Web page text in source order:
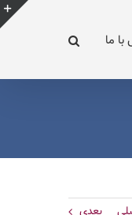
ما